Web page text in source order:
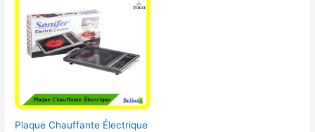
Plaque Chauffante Électrique